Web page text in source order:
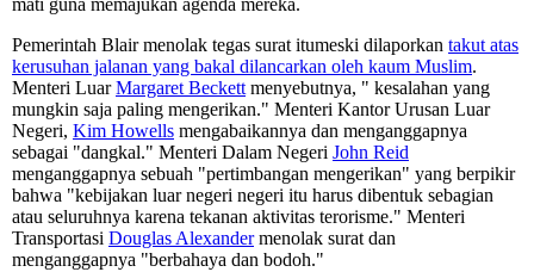
mati guna memajukan agenda mereka.
Pemerintah Blair menolak tegas surat itumeski dilaporkan takut atas
kerusuhan jalanan yang bakal dilancarkan oleh kaum Muslim.
Menteri LuarMargaret Beckett menyebutnya, " kesalahan yang
mungkin saja paling mengerikan." Menteri Kantor Urusan Luar
Negeri, Kim Howells mengabaikannya dan menganggapnya
sebagai "dangkal." Menteri Dalam Negeri John Reid
menganggapnya sebuah "pertimbangan mengerikan" yang berpikir
bahwa "kebijakan luar negeri negeri itu harus dibentuk sebagian
atau seluruhnya karena tekanan aktivitas terorisme." Menteri
Transportasi Douglas Alexandermenolak surat dan
menganggapnya "berbahaya dan bodoh."